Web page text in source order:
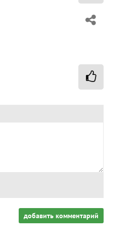
добавить комментарий